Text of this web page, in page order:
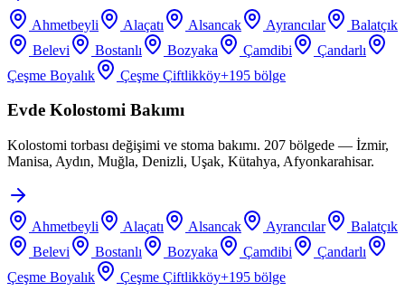
Ahmetbeyli Alaçatı Alsancak Ayrancılar
Balatçık
Belevi
Bostanlı Bozyaka Çamdibi
Çandarlı
Çeşme Boyalık
Çeşme Çiftlikköy+195 bölge
Evde Kolostomi Bakımı
Kolostomi torbası değişimi ve stoma bakımı. 207 bölgede — İzmir,
Manisa, Aydın, Muğla, Denizli, Uşak, Kütahya, Afyonkarahisar.
Ahmetbeyli Alaçatı Alsancak Ayrancılar
Balatçık
Belevi
Bostanlı Bozyaka Çamdibi
Çandarlı
Çeşme Boyalık
Çeşme Çiftlikköy+195 bölge